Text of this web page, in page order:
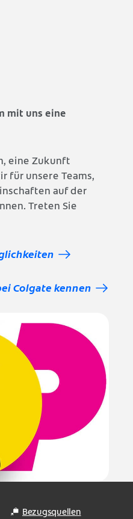
mit uns eine
eine Zukunft
für unsere Teams,
auf der
Treten Sie
Colgate kennen
Bezugsquellen